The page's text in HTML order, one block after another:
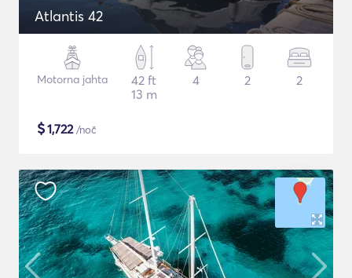
Atlantis 42
Motorna jahta
42 ft
13 m
4 2 2
$1,722/noč